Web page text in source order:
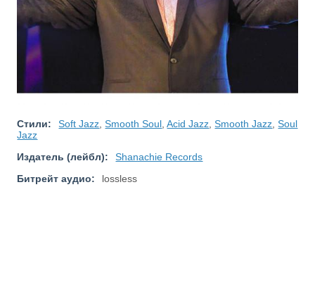
Стили: Soft Jazz ,Smooth Soul ,Acid Jazz ,Smooth Jazz ,Soul
Jazz
Издатель (лейбл):
Shanachie Records
Битрейт аудио:
lossless